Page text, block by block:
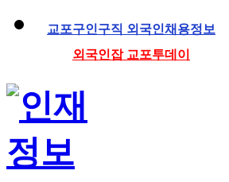
교포구인구직 외국인채용정보
외국인잡 교포투데이